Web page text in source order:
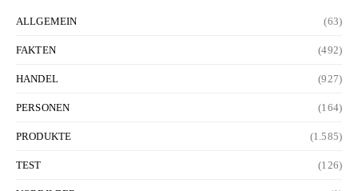
ALLGEMEIN (63)
FAKTEN (492)
HANDEL (927)
PERSONEN (164)
PRODUKTE (1.585)
TEST (126)